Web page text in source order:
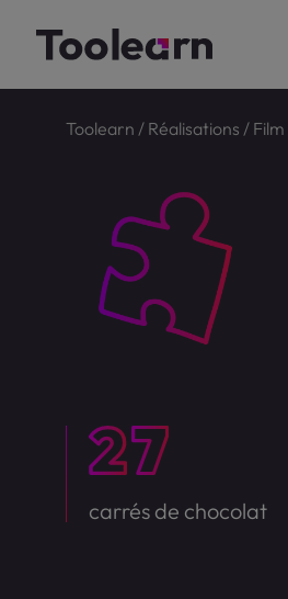
Toolearn / Réalisations / Film
carrés de chocolat